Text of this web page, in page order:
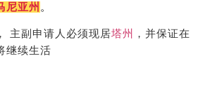
尼亚州 。
主副申请人必须现居塔州 ，并保证在
继续生活